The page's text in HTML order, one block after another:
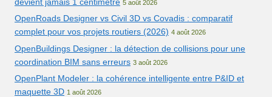
5 août 2026
OpenRoads Designer vs Civil 3D vs Covadis : comparatif
complet pour vos projets routiers (2026) 4 août 2026
OpenBuildings Designer : la détection de collisions pour une
coordination BIM sans erreurs 3 août 2026
OpenPlant Modeler : la cohérence intelligente entre P&ID et
maquette 3D 1 août 2026